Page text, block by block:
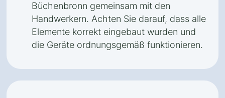
Büchenbronn gemeinsam mit den
Handwerkern. Achten Sie darauf, dass alle
Elemente korrekt eingebaut wurden und
die Geräte ordnungsgemäß funktionieren.